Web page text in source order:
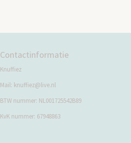
Contactinformatie
Knuffiez
Mail: knuffiez@live.nl
BTW nummer: NL001725542B89
KvK nummer: 67948863